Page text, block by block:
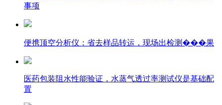
事项
便携顶空分析仪：省去样品转运，现场出检测���果
医药包装阻水性能验证，水蒸气透过率测试仪是基础配
置